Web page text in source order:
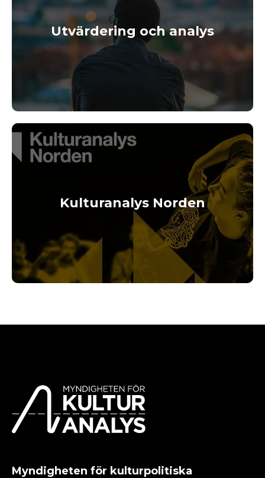
Utvärdering och analys
Kulturanalys Norden
Myndigheten för kulturpolitiska